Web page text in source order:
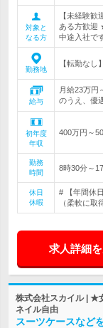
対象と
なる方
【未経験
ある方歓迎
中途入社で
勤務地
【転勤な
給与
月給23万円
のうえ、優
初年度
年収
400万円～
勤務
時間
8時30分～
休日
休暇
# 【年間休
（柔軟に取
求人詳細
株式会社スカイル | ★
ネイル自由
スーツケースなど